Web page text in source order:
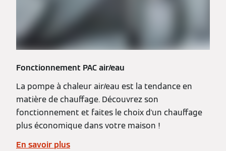
Fonctionnement PAC air/eau
La pompe à chaleur air/eau est la tendance en
matière de chauffage. Découvrez son
fonctionnement et faites le choix d'un chauffage
plus économique dans votre maison !
En savoir plus